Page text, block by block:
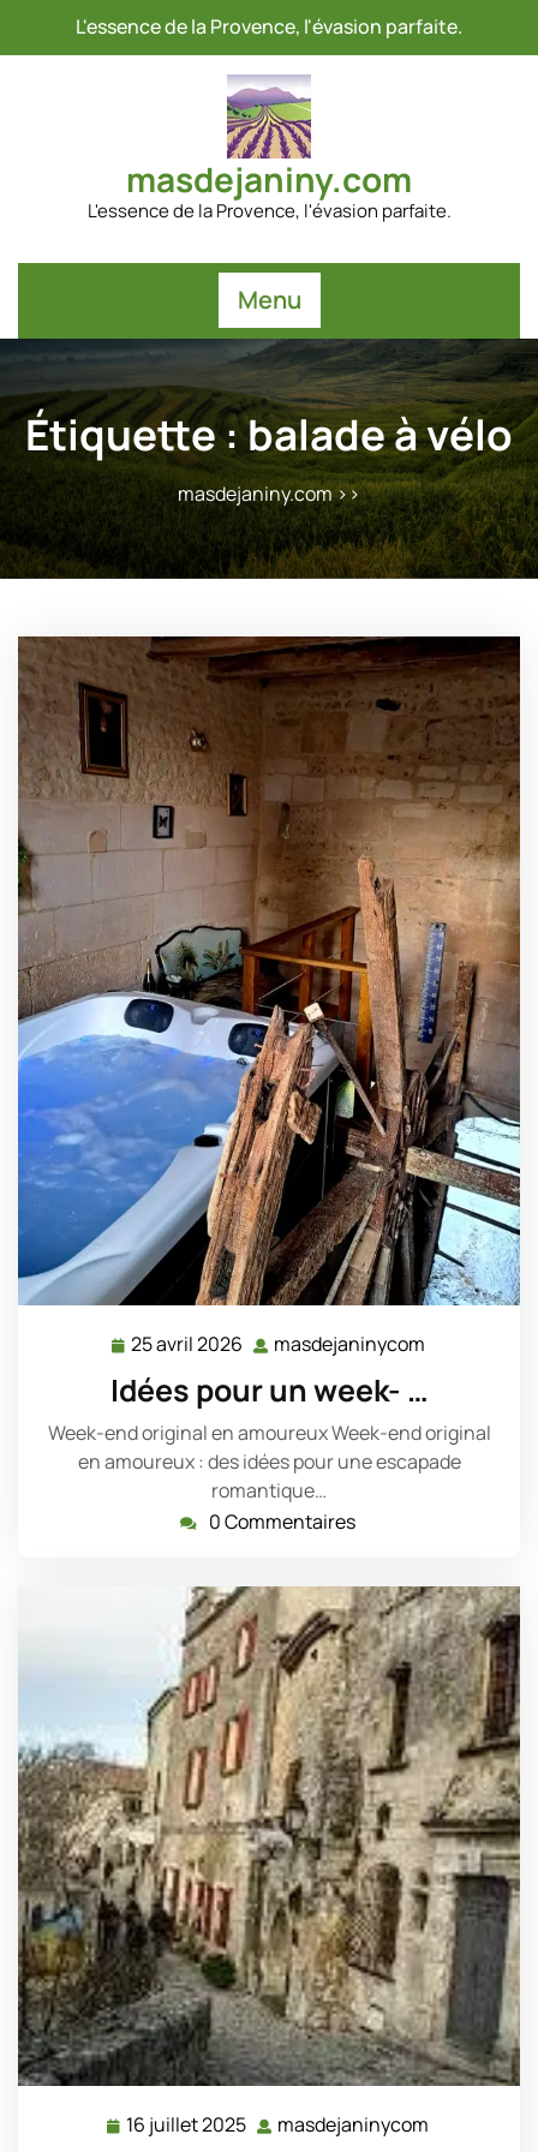
L'essence de la Provence, l'évasion parfaite.
masdejaniny.com
L'essence de la Provence, l'évasion parfaite.
Menu
Étiquette :balade à vélo
masdejaniny.com>>
25 avril 2026 25
2026
masdejaninycom
Idées pour un week- …
Week-end original en amoureux Week-end original
en amoureux : des idées pour une escapade
romantique…
0 Commentaires
16 juillet 2025 16 masdejaninycom